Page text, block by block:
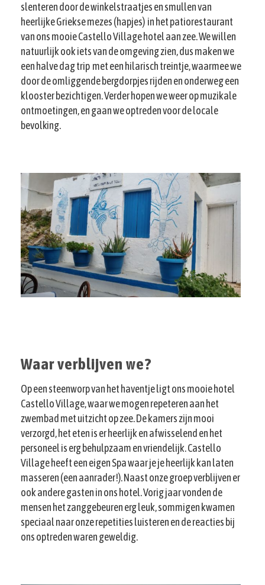
slenteren door de winkelstraatjes en smullen van
heerlijke Griekse mezes (hapjes) in het patiorestaurant
van ons mooie Castello Village hotel aan zee. We willen
natuurlijk ook iets van de omgeving zien, dus maken we
een halve dag trip met een hilarisch treintje, waarmee we
door de omliggende bergdorpjes rijden en onderweg een
klooster bezichtigen. Verder hopen we weer op muzikale
ontmoetingen, en gaan we optreden voor de locale
bevolking.
Waar verblijven we?
Op een steenworp van het haventje ligt ons mooie hotel
Castello Village, waar we mogen repeteren aan het
zwembad met uitzicht op zee. De kamers zijn mooi
verzorgd, het eten is er heerlijk en afwisselend en het
personeel is erg behulpzaam en vriendelijk. Castello
Village heeft een eigen Spa waar je je heerlijk kan laten
masseren (een aanrader!). Naast onze groep verblijven er
ook andere gasten in ons hotel. Vorig jaar vonden de
mensen het zanggebeuren erg leuk, sommigen kwamen
speciaal naar onze repetities luisteren en de reacties bij
ons optreden waren geweldig.